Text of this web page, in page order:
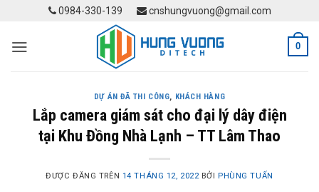
content
0984-330-139 cnshungvuong@gmail.com
0
DỰ ÁN ĐÃ THI CÔNG, KHÁCH HÀNG
Lắp camera giám sát cho đại lý dây điện
tại Khu Đồng Nhà Lạnh – TT Lâm Thao
ĐƯỢC ĐĂNG TRÊN 14 THÁNG 12, 2022 BỞIPHÙNG TUẤN